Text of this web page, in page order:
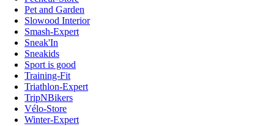
Pet and Garden
Slowood Interior
Smash-Expert
Sneak'In
Sneakids
Sport is good
Training-Fit
Triathlon-Expert
TripNBikers
Vélo-Store
Winter-Expert